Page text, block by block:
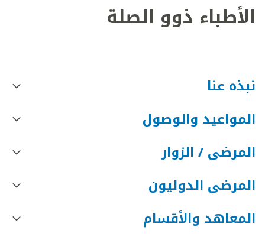
الأطباء ذوو الصلة
نبذه عنا
المواعيد والوصول
المرضى / الزوار
المرضى الدوليون
المعاهد والأقسام